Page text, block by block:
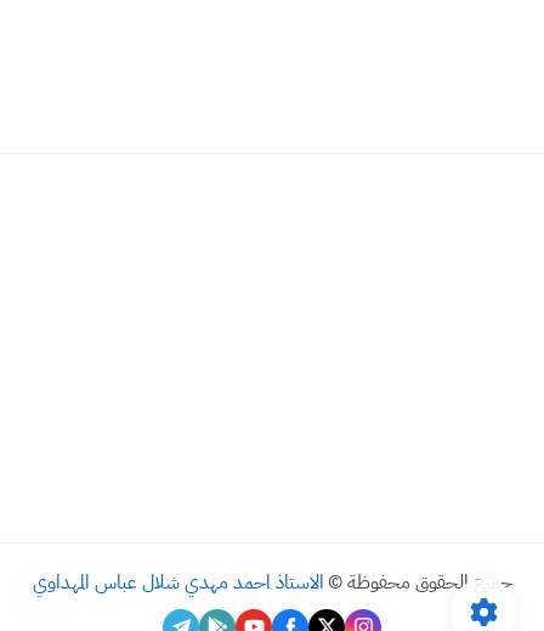
جميع الحقوق محفوظة © الاستاذ احمد مهدي شلال عباس المهداوي